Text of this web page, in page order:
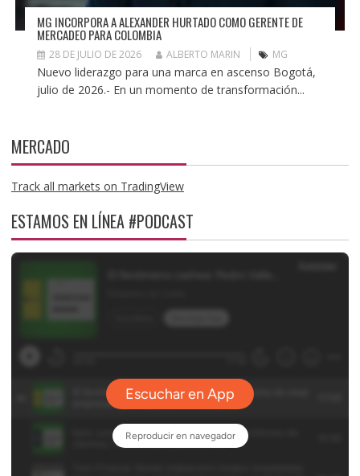
MG INCORPORA A ALEXANDER HURTADO COMO GERENTE DE
MERCADEO PARA COLOMBIA
28 DE JULIO DE 2026 ALBERTO MARIN MG
Nuevo liderazgo para una marca en ascenso Bogotá,
julio de 2026.- En un momento de transformación...
MERCADO
Track all markets on TradingView
ESTAMOS EN LÍNEA #PODCAST